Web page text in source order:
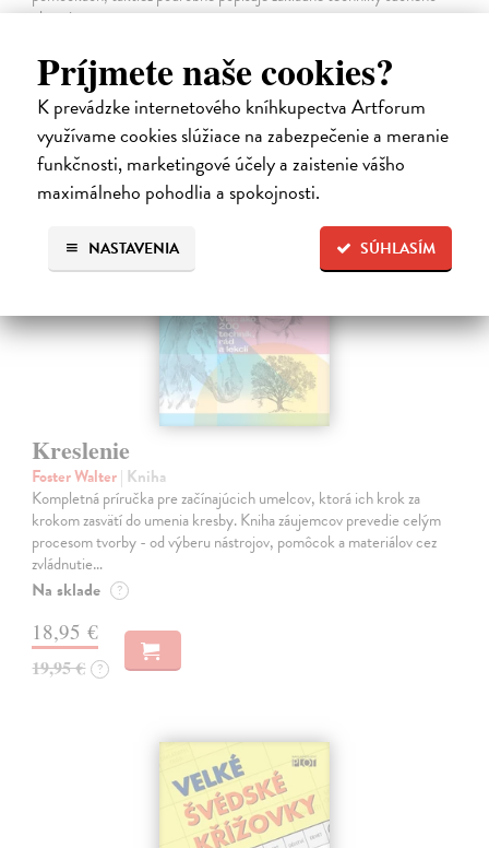
Príjmete naše cookies?
K prevádzke internetového kníhkupectva Artforum
využívame cookies slúžiace na zabezpečenie a meranie
funkčnosti, marketingové účely a zaistenie vášho
maximálneho pohodlia a spokojnosti.
SÚHLASÍM
NASTAVENIA
plstenia.
28,90 €
na sklade
Kreslenie
Foster Walter| Kniha
Kompletná príručka pre začínajúcich umelcov, ktorá ich krok za
krokom zasvätí do umenia kresby. Kniha záujemcov prevedie celým
procesom tvorby - od výberu nástrojov, pomôcok a materiálov cez
zvládnutie…
Na sklade ?
18,95 €
19,95 € ?